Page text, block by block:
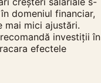
domeniul financiar,
mai mici ajustări.
investiții în
efectele